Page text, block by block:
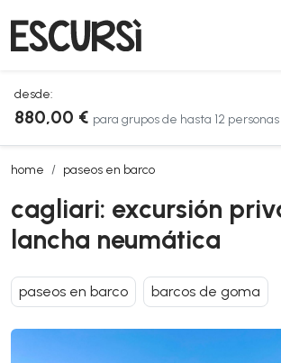
desde:
880,00 € para grupos de hasta 12 personas
home paseos en barco
cagliari: excursión privada en lancha neumática
cagliari: excursión
lancha neumática
paseos en barco barcos de goma